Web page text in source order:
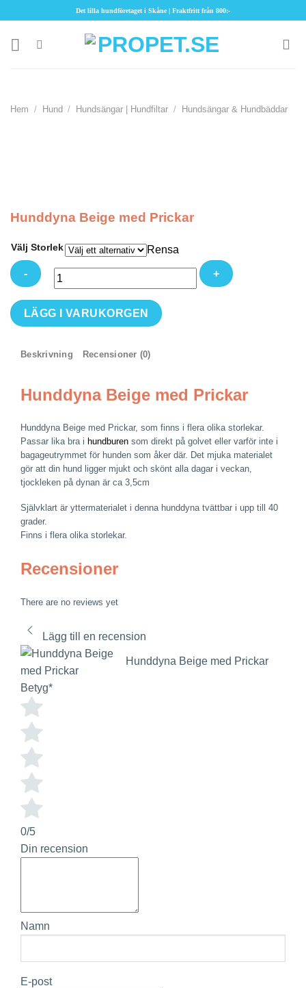
content
Det lilla hundföretaget i Skåne | Fraktfritt från 800:-
Hem / Hund / Hundsängar | Hundfiltar / Hundsängar & Hundbäddar
Hunddyna Beige med Prickar
Välj Storlek Rensa
Hunddyna
Beige
Prickar
LÄGG I VARUKORGEN
Beskrivning Recensioner (0)
Hunddyna Beige med Prickar
Hunddyna Beige med Prickar, som finns i flera olika storlekar.
Passar lika bra i hundburen som direkt på golvet eller varför inte i
bagageutrymmet för hunden som åker där. Det mjuka materialet
gör att din hund ligger mjukt och skönt alla dagar i veckan,
tjockleken på dynan är ca 3,5cm
Självklart är yttermaterialet i denna hunddyna tvättbar i upp till 40
grader.
Finns i flera olika storlekar.
Recensioner
There are no reviews yet
Lägg till en recension
Hunddyna Beige med Prickar
Betyg*
0/5
Din recension
Namn
E-post